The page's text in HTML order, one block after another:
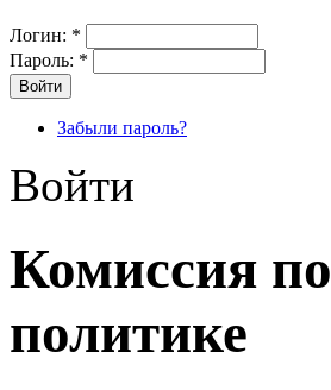
Логин: *
Пароль: *
Забыли пароль?
Войти
Комиссия
политике